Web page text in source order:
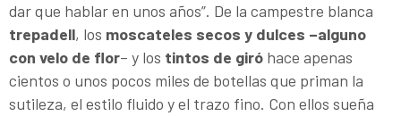
dar que hablar en unos años”. De la campestre blanca
trepadell, los moscateles secos y dulces –alguno
con velo de flor– y los tintos de giró hace apenas
cientos o unos pocos miles de botellas que priman la
sutileza, el estilo fluido y el trazo fino. Con ellos sueña